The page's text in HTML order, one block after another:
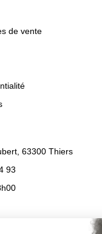
de vente
63300 Thiers
93